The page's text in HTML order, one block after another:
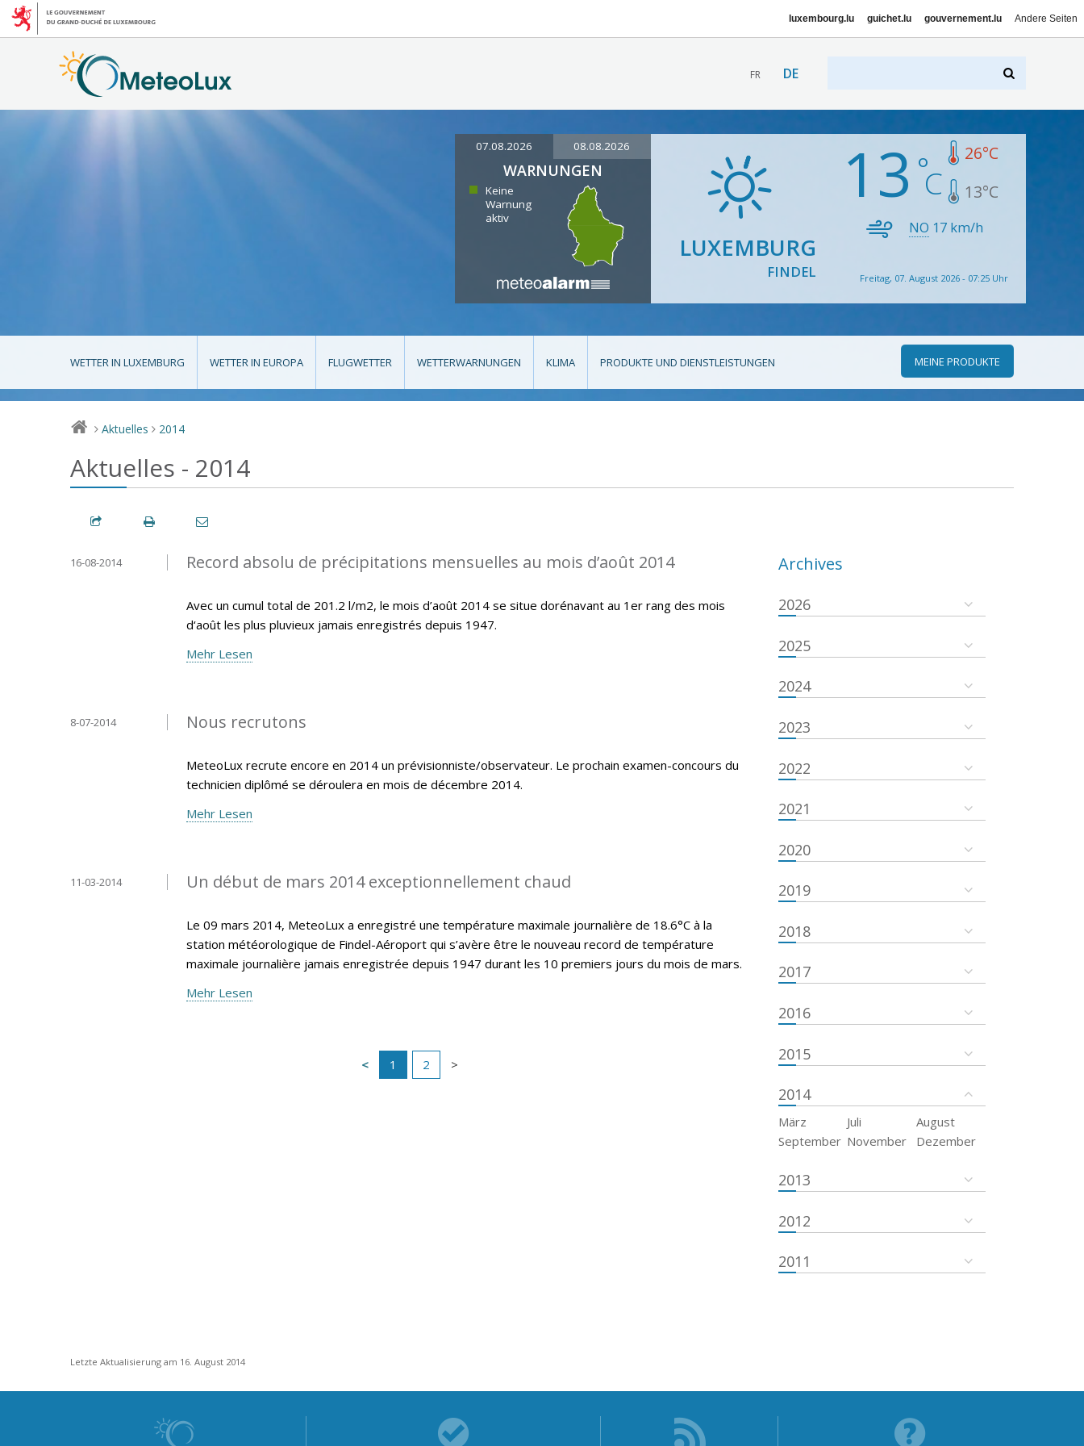
luxembourg.lu guichet.lu gouvernement.lu Andere Seiten
FR DE
07.08.2026 08.08.2026
WARNUNGEN
Keine
Warnung
aktiv
LUXEMBURG
FINDEL
13 26°C
13°C
NO 17 km/h
Freitag, 07. August 2026 - 07:25 Uhr
WETTER IN LUXEMBURG WETTER IN EUROPA FLUGWETTER WETTERWARNUNGEN KLIMA PRODUKTE UND DIENSTLEISTUNGEN MEINE PRODUKTE
> Aktuelles > 2014
Aktuelles - 2014
Record absolu de précipitations mensuelles au mois d’août 2014
16-08-2014
Avec un cumul total de 201.2 l/m2, le mois d’août 2014 se situe dorénavant au 1er rang des mois
d‘août les plus pluvieux jamais enregistrés depuis 1947.
Mehr Lesen
Nous recrutons
8-07-2014
MeteoLux recrute encore en 2014 un prévisionniste/observateur. Le prochain examen-concours du
technicien diplômé se déroulera en mois de décembre 2014.
Mehr Lesen
Un début de mars 2014 exceptionnellement chaud
11-03-2014
Le 09 mars 2014, MeteoLux a enregistré une température maximale journalière de 18.6°C à la
station météorologique de Findel-Aéroport qui s’avère être le nouveau record de température
maximale journalière jamais enregistrée depuis 1947 durant les 10 premiers jours du mois de mars.
Mehr Lesen
1 2
Archives
2026
2025
2024
2023
2022
2021
2020
2019
2018
2017
2016
2015
2014
März Juli
August
September November Dezember
2013
2012
2011
Letzte Aktualisierung am 16. August 2014